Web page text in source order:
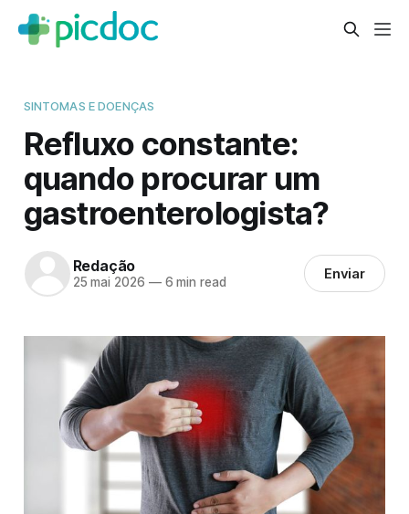
SINTOMAS E DOENÇAS
Refluxo constante:
quando procurar um
gastroenterologista?
Redação
25 mai 2026 —6 min read Enviar